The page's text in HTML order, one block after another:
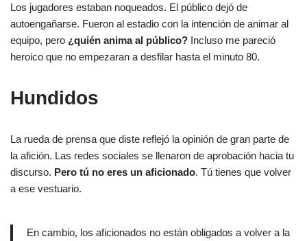
Los jugadores estaban noqueados. El público dejó de
autoengañarse. Fueron al estadio con la intención de animar al
equipo, pero ¿quién anima al público? Incluso me pareció
heroico que no empezaran a desfilar hasta el minuto 80.
Hundidos
La rueda de prensa que diste reflejó la opinión de gran parte de
la afición. Las redes sociales se llenaron de aprobación hacia tu
discurso. Pero tú no eres un aficionado. Tú tienes que volver
a ese vestuario.
En cambio, los aficionados no están obligados a volver a la